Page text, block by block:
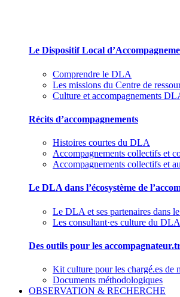
Le Dispositif Local
Comprendre le DLA
Les missions du Centre de
Culture et accompagnements
Récits d’accompagnements
Histoires courtes du DLA
Accompagnements collectifs et
Accompagnements collectifs et
Le DLA dans l’écosystème de
Le DLA et ses partenaires dans
Les consultant·es culture du DLA
Des outils pour les
Kit culture pour les chargé.es de
Documents méthodologiques
OBSERVATION & RECHERCHE